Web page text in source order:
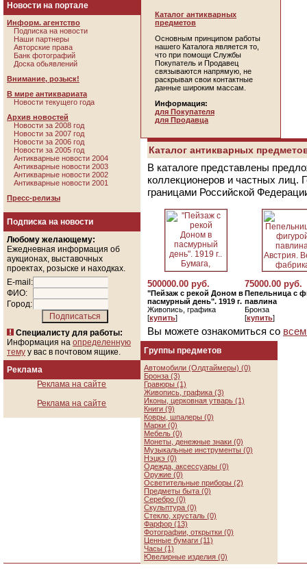
Новости на портале
Информ. агентство
Подписка на новости
Наши партнеры
Авторские права
Банк фотографий
Доска обьявлений
Внимание, розыск!
В мире антиквариата
Новости текущего года
Архив новостей
Новости за 2008 год
Новости за 2007 год
Новости за 2006 год
Новости за 2005 год
Антикварные новости 2004
Антикварные новости 2003
Антикварные новости 2002
Антикварные новости 2001
Пресс-релизы
Подписка на новости
Любому желающему:
Ежедневная информация об
аукционах, выставочных
проектах, розыске и находках.
E-mail:
ФИО:
Город:
Специалисту для работы:
Информация на определенную
тему у вас в почтовом ящике.
Реклама
Реклама на сайте
Реклама на сайте
Каталог антикварных
предметов
Основным принципом работы
нашего Каталога является то,
что при помощи Службы
Покупатель и Продавец
связываются напрямую, не
раскрывая свои контактные
данные широким массам.
Информация:
для Покупателя
для Продавца
Каталог антикварных
В каталоге представлены
коллекционеров и частных лиц.
границами Российской
500000.00 руб.
"Пейзаж с рекой Доном в
пасмурный день". 1919 г.
Живопись, графика
[купить]
75000.00 руб.
Пепельница с
павлина
Бронза
[купить]
Вы можете ознакомиться со
Группы предметов
Автомобили (Олдтаймеры) (0)
Бронза (3)
Гравюры (1)
Живопись, графика (3)
Иконы, церковная утварь (1)
Книги (9)
Ковры, шпалеры (0)
Марки (0)
Мебель (0)
Монеты, денежные знаки (0)
Музыкальные инструменты (0)
Нэцкэ (0)
Одежда, аксессуары (0)
Оружие (0)
Осветительные приборы (2)
Предметы быта (0)
Серебро (0)
Скульптура (0)
Стекло, хрусталь (0)
Фарфор (13)
Фотографии, открытки (0)
Ценные бумаги (11)
Часы (1)
Ювелирные изделия (0)